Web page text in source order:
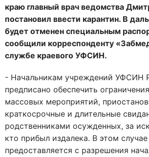
краю главный врач ведомства
постановил ввести карантин. В
будет отменен специальным
сообщили корреспонденту
службе краевого УФСИН.
- Начальникам учреждений УФСИН
предписано обеспечить
массовых мероприятий,
краткосрочные и длительные
родственниками осужденных, за
кто прибыл издалека. В этом
предоставляется с разрешения